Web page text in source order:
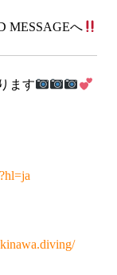
MESSAGEへ
ます